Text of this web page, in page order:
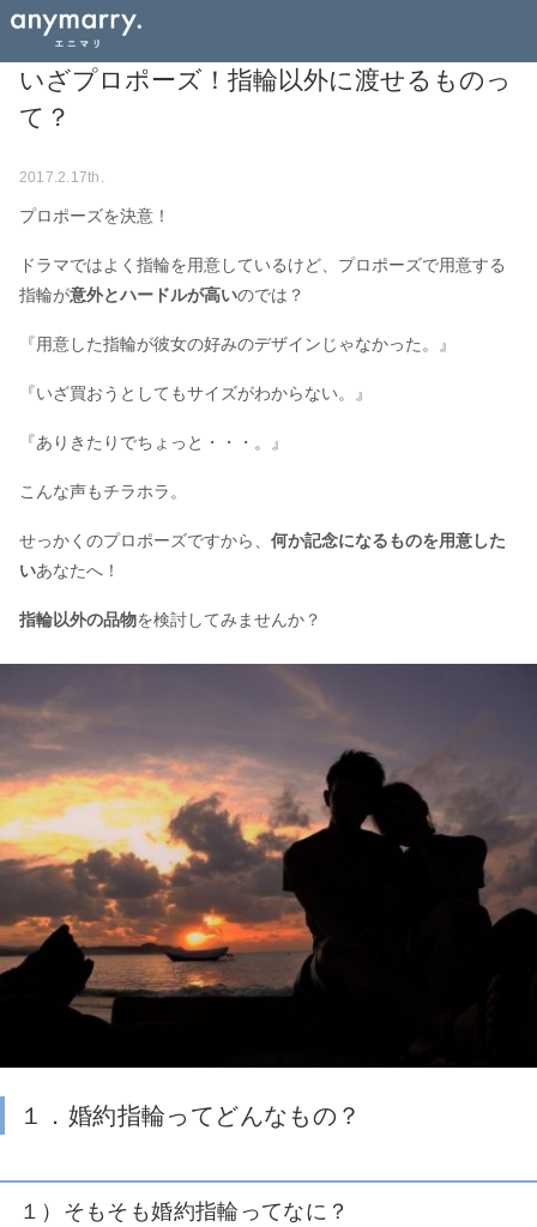
いざプロポーズ！指輪以外に渡せるものっ
て？
2017.2.17th.
プロポーズを決意！
ドラマではよく指輪を用意しているけど、プロポーズで用意する
指輪が意外とハードルが高いのでは？
『用意した指輪が彼女の好みのデザインじゃなかった。』
『いざ買おうとしてもサイズがわからない。』
『ありきたりでちょっと・・・。』
こんな声もチラホラ。
せっかくのプロポーズですから、 何か記念になるものを用意した
いあなたへ！
指輪以外の品物を検討してみませんか？
１．婚約指輪ってどんなもの？
１）そもそも婚約指輪ってなに？